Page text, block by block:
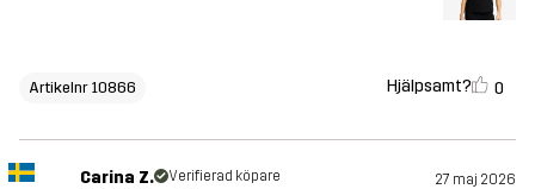
Artikelnr 10866 Hjälpsamt? 0
Carina Z. Verifierad köpare 27 maj 2026